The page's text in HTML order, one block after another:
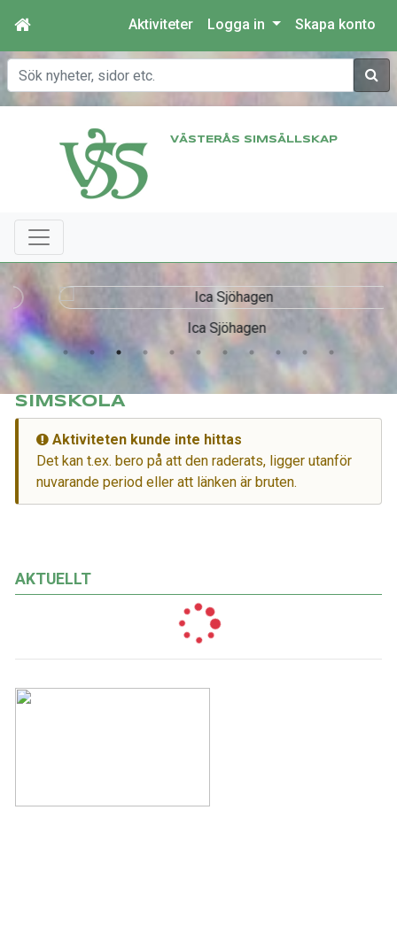
Aktiviteter Logga in Skapa konto
Sök
VÄSTERÅS SIMSÄLLSKAP
Ica Sjöhagen
AKTUELLT
SIMSKOLA
Aktiviteten kunde inte hittas
Det kan t.ex. bero på att den raderats, ligger utanför
nuvarande period eller att länken är bruten.